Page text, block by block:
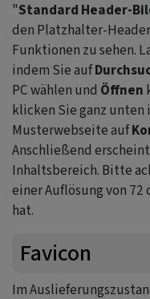
"Standard Header-
den Platzhalter-
Funktionen zu sehen.
indem Sie auf
PC wählen und Öffnen
klicken Sie ganz
Musterwebseite auf
Anschließend
Inhaltsbereich. Bitte
einer Auflösung von
hat.
Favicon
Im